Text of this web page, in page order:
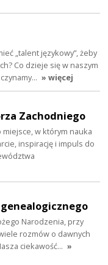
„talent językowy”, żeby
Co dzieje się w naszym
» więcej
Zachodniego
w którym nauka
inspirację i impuls do
Narodzenia, przy
rozmów o dawnych
ciekawość… »